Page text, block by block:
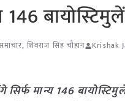
146
,शिवराज सिंह चौहान Krishak
सिर्फ मान्य 146